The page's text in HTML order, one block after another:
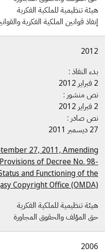
تنظيمية للملكية الفكرية
قوانين الملكية الفكرية
النفاذ :
منشور :
صادر :
27, 2011,
Provisions of Decree No.
Status and Functioning of
Copyright Office
تنظيمية للملكية الفكرية
المؤلف والحقوق المجاورة